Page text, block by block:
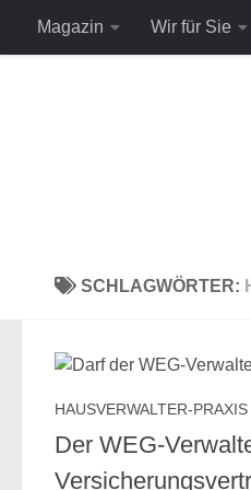
Zum Inhalt springen
Magazin Wir für Sie
SCHLAGWÖRTER:
HAUSVERWALTER-PRAXIS
Der WEG-